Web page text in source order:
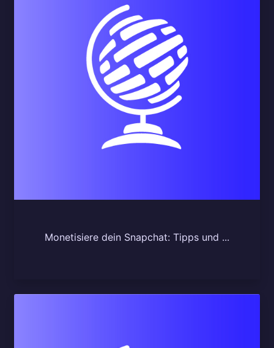
Monetisiere dein Snapchat: Tipps und ...